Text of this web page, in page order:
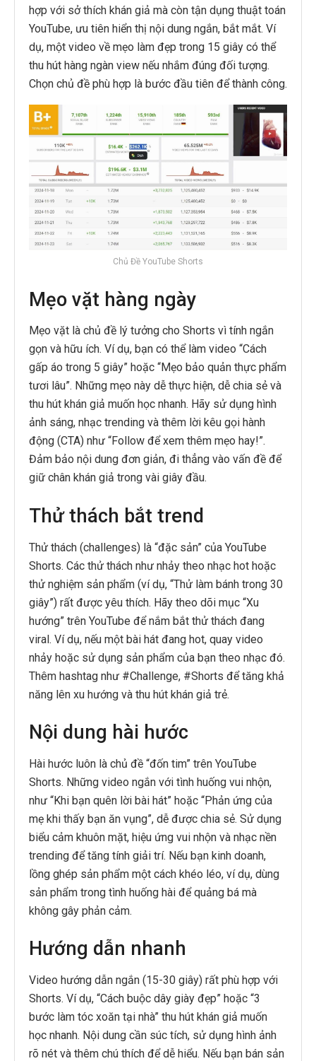
hợp với sở thích khán giả mà còn tận dụng thuật toán
YouTube, ưu tiên hiển thị nội dung ngắn, bắt mắt. Ví
dụ, một video về mẹo làm đẹp trong 15 giây có thể
thu hút hàng ngàn view nếu nhắm đúng đối tượng.
Chọn chủ đề phù hợp là bước đầu tiên để thành công.
Chủ Đề YouTube Shorts
Mẹo vặt hàng ngày
Mẹo vặt là chủ đề lý tưởng cho Shorts vì tính ngắn
gọn và hữu ích. Ví dụ, bạn có thể làm video “Cách
gấp áo trong 5 giây” hoặc “Mẹo bảo quản thực phẩm
tươi lâu”. Những mẹo này dễ thực hiện, dễ chia sẻ và
thu hút khán giả muốn học nhanh. Hãy sử dụng hình
ảnh sáng, nhạc trending và thêm lời kêu gọi hành
động (CTA) như “Follow để xem thêm mẹo hay!”.
Đảm bảo nội dung đơn giản, đi thẳng vào vấn đề để
giữ chân khán giả trong vài giây đầu.
Thử thách bắt trend
Thử thách (challenges) là “đặc sản” của YouTube
Shorts. Các thử thách như nhảy theo nhạc hot hoặc
thử nghiệm sản phẩm (ví dụ, “Thử làm bánh trong 30
giây”) rất được yêu thích. Hãy theo dõi mục “Xu
hướng” trên YouTube để nắm bắt thử thách đang
viral. Ví dụ, nếu một bài hát đang hot, quay video
nhảy hoặc sử dụng sản phẩm của bạn theo nhạc đó.
Thêm hashtag như #Challenge, #Shorts để tăng khả
năng lên xu hướng và thu hút khán giả trẻ.
Nội dung hài hước
Hài hước luôn là chủ đề “đốn tim” trên YouTube
Shorts. Những video ngắn với tình huống vui nhộn,
như “Khi bạn quên lời bài hát” hoặc “Phản ứng của
mẹ khi thấy bạn ăn vụng”, dễ được chia sẻ. Sử dụng
biểu cảm khuôn mặt, hiệu ứng vui nhộn và nhạc nền
trending để tăng tính giải trí. Nếu bạn kinh doanh,
lồng ghép sản phẩm một cách khéo léo, ví dụ, dùng
sản phẩm trong tình huống hài để quảng bá mà
không gây phản cảm.
Hướng dẫn nhanh
Video hướng dẫn ngắn (15-30 giây) rất phù hợp với
Shorts. Ví dụ, “Cách buộc dây giày đẹp” hoặc “3
bước làm tóc xoăn tại nhà” thu hút khán giả muốn
học nhanh. Nội dung cần súc tích, sử dụng hình ảnh
rõ nét và thêm chú thích để dễ hiểu. Nếu bạn bán sản